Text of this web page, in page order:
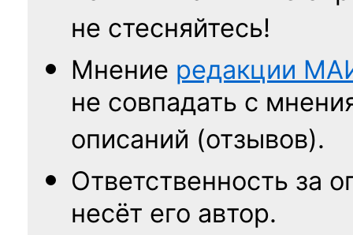
не стесняйтесь!
Мнение редакции
не совпадать с
описаний (отзывов).
Ответственность за
несёт его автор.